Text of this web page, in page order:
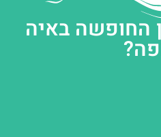
החופשה באיה